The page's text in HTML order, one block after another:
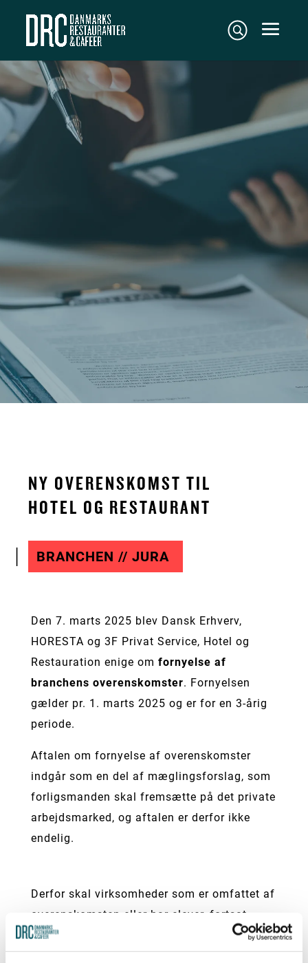
NY OVERENSKOMST TIL
HOTEL OG RESTAURANT
BRANCHEN // JURA
Den 7. marts 2025 blev Dansk Erhverv,
HORESTA og 3F Privat Service, Hotel og
Restauration enige om fornyelse af
branchens overenskomster. Fornyelsen
gælder pr. 1. marts 2025 og er for en 3-årig
periode.
Aftalen om fornyelse af overenskomster
indgår som en del af mæglingsforslag, som
forligsmanden skal fremsætte på det private
arbejdsmarked, og aftalen er derfor ikke
endelig.
Derfor skal virksomheder som er omfattet af
overenskomsten eller har elever, fortsat
følge overenskomster for 2023- 2025, indtil
mæglingsforslaget er endeligt vedtaget.